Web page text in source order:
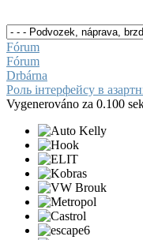
Fórum
Fórum
Drbárna
Роль інтерфейсу в
Vygenerováno za 0.100